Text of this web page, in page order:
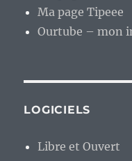
Ma page Tipeee
Ourtube – mon
LOGICIELS
Libre et Ouvert